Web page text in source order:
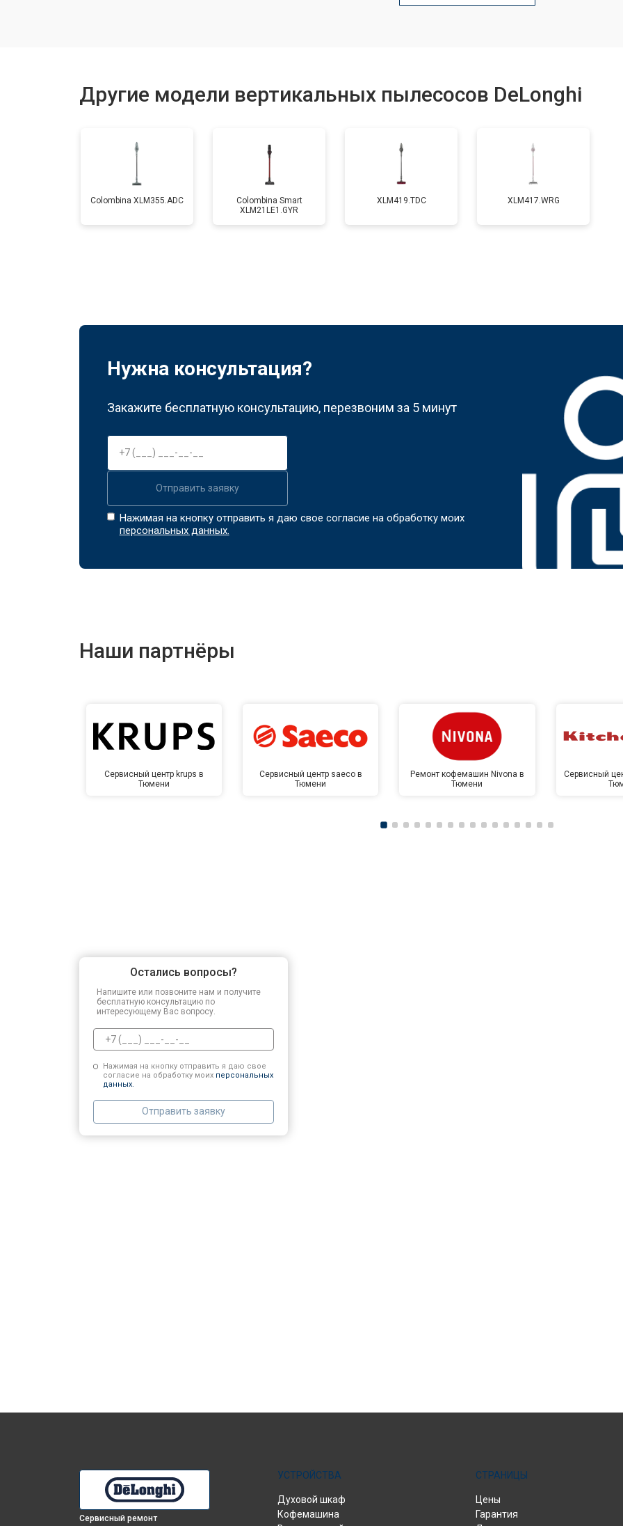
Другие модели вертикальных пылесосов DeLonghi
Colombina XLM355.ADC
Colombina Smart
XLM21LE1.GYR
XLM419.TDC XLM417.WRG
Нужна консультация?
Закажите бесплатную консультацию, перезвоним за 5 минут
Отправить заявку
Нажимая на кнопку отправить я даю свое согласие на обработку моих
персональных данных.
Наши партнёры
Сервисный центр krups в
Тюмени
Сервисный центр saeco в
Тюмени
Ремонт кофемашин Nivona в
Тюмени
Сервисный
Остались вопросы?
Напишите или позвоните нам и получите
бесплатную консультацию по
интересующему Вас вопросу.
Нажимая на кнопку отправить я даю свое
согласие на обработку моих персональных
данных.
Отправить заявку
Сервисный ремонт
УСТРОЙСТВА
Духовой шкаф
Кофемашина
СТРАНИЦЫ
Цены
Гарантия